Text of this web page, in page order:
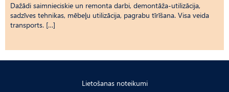
Dažādi saimnieciskie un remonta darbi, demontāža-utilizācija,
sadzīves tehnikas, mēbeļu utilizācija, pagrabu tīrīšana. Visa veida
transports. […]
Lietošanas noteikumi